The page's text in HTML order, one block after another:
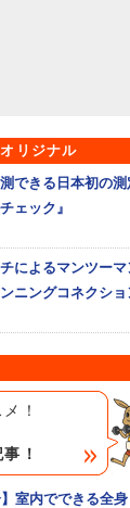
リジナル
できる日本初の測
ェック』
によるマンツーマ
ニングコネクショ
！
！
】室内でできる全